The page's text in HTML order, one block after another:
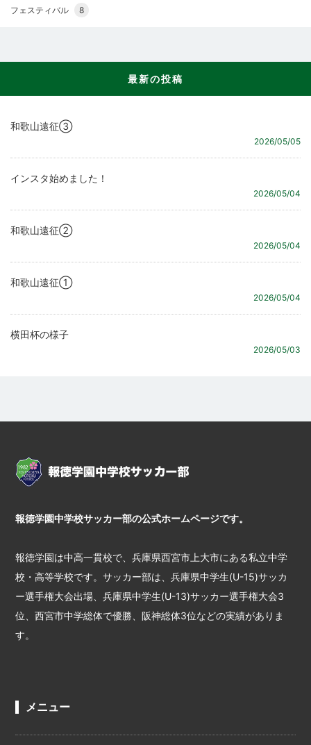
フェスティバル 8
最新の投稿
和歌山遠征③
2026/05/05
インスタ始めました！
2026/05/04
和歌山遠征②
2026/05/04
和歌山遠征①
2026/05/04
横田杯の様子
2026/05/03
報徳学園中学校サッカー部の公式ホームページです。
報徳学園は中高一貫校で、兵庫県西宮市上大市にある私立中学
校・高等学校です。サッカー部は、兵庫県中学生(U-15)サッカ
ー選手権大会出場、兵庫県中学生(U-13)サッカー選手権大会3
位、西宮市中学総体で優勝、阪神総体3位などの実績がありま
す。
メニュー